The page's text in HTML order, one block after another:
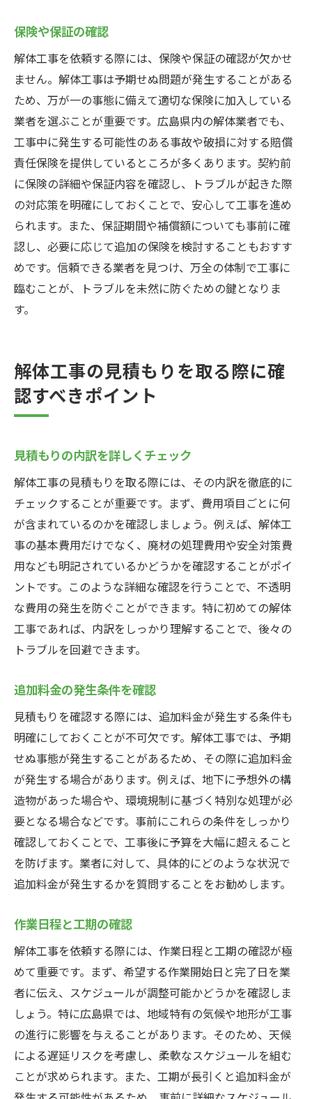
保険や保証の確認
解体工事を依頼する際には、保険や保証の確認が欠かせ
ません。解体工事は予期せぬ問題が発生することがある
ため、万が一の事態に備えて適切な保険に加入している
業者を選ぶことが重要です。広島県内の解体業者でも、
工事中に発生する可能性のある事故や破損に対する賠償
責任保険を提供しているところが多くあります。契約前
に保険の詳細や保証内容を確認し、トラブルが起きた際
の対応策を明確にしておくことで、安心して工事を進め
られます。また、保証期間や補償額についても事前に確
認し、必要に応じて追加の保険を検討することもおすす
めです。信頼できる業者を見つけ、万全の体制で工事に
臨むことが、トラブルを未然に防ぐための鍵となりま
す。
解体工事の見積もりを取る際に確
認すべきポイント
見積もりの内訳を詳しくチェック
解体工事の見積もりを取る際には、その内訳を徹底的に
チェックすることが重要です。まず、費用項目ごとに何
が含まれているのかを確認しましょう。例えば、解体工
事の基本費用だけでなく、廃材の処理費用や安全対策費
用なども明記されているかどうかを確認することがポイ
ントです。このような詳細な確認を行うことで、不透明
な費用の発生を防ぐことができます。特に初めての解体
工事であれば、内訳をしっかり理解することで、後々の
トラブルを回避できます。
追加料金の発生条件を確認
見積もりを確認する際には、追加料金が発生する条件も
明確にしておくことが不可欠です。解体工事では、予期
せぬ事態が発生することがあるため、その際に追加料金
が発生する場合があります。例えば、地下に予想外の構
造物があった場合や、環境規制に基づく特別な処理が必
要となる場合などです。事前にこれらの条件をしっかり
確認しておくことで、工事後に予算を大幅に超えること
を防げます。業者に対して、具体的にどのような状況で
追加料金が発生するかを質問することをお勧めします。
作業日程と工期の確認
解体工事を依頼する際には、作業日程と工期の確認が極
めて重要です。まず、希望する作業開始日と完了日を業
者に伝え、スケジュールが調整可能かどうかを確認しま
しょう。特に広島県では、地域特有の気候や地形が工事
の進行に影響を与えることがあります。そのため、天候
による遅延リスクを考慮し、柔軟なスケジュールを組む
ことが求められます。また、工期が長引くと追加料金が